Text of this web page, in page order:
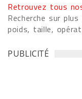
Retrouvez tous
Recherche sur
poids, taille,
PUBLICITÉ